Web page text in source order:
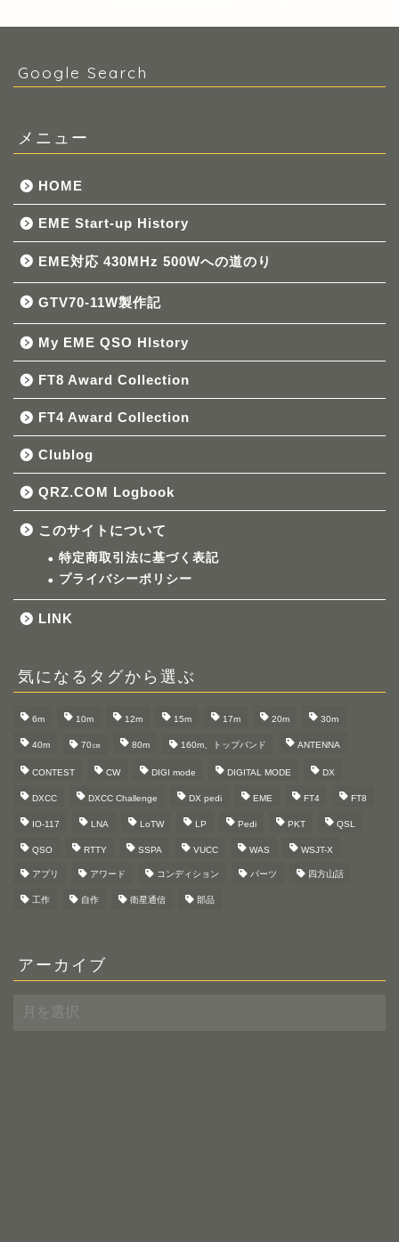
Google Search
メニュー
HOME
EME Start-up History
EME対応 430MHz 500Wへの道のり
GTV70-11W製作記
My EME QSO HIstory
FT8 Award Collection
FT4 Award Collection
Clublog
QRZ.COM Logbook
このサイトについて
特定商取引法に基づく表記
プライバシーポリシー
LINK
気になるタグから選ぶ
6m 10m 12m 15m 17m 20m 30m
40m 70㎝ 80m 160m、トップバンド ANTENNA
CONTEST CW DIGI mode DIGITAL MODE DX
DXCC DXCC Challenge DX pedi EME FT4 FT8
IO-117 LNA LoTW LP Pedi PKT QSL
QSO RTTY SSPA VUCC WAS WSJT-X
アプリ アワード コンディション パーツ 四方山話
工作 自作 衛星通信 部品
アーカイブ
ー